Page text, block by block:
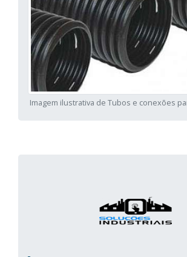
Imagem ilustrativa de Tubos e conexões